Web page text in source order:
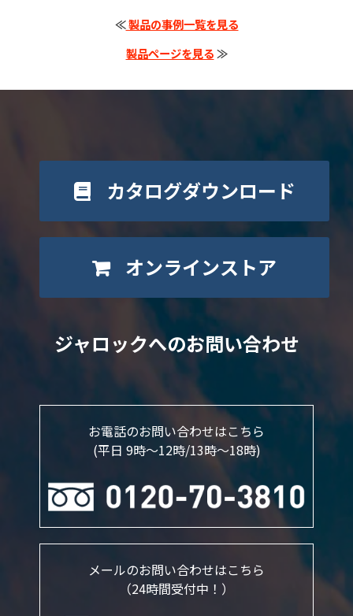
≪製品の事例一覧を見る
製品ページを見る≫
カタログダウンロード
オンラインストア
ジャロックへのお問い合わせ
お電話のお問い合わせはこちら
(平日 9時～12時/13時〜18時)
メールのお問い合わせはこちら
（24時間受付中！）